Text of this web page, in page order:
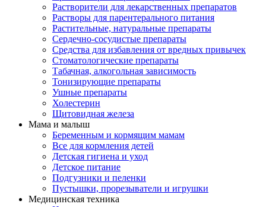
Растворители для лекарственных препаратов
Растворы для парентерального питания
Растительные, натуральные препараты
Сердечно-сосудистые препараты
Средства для избавления от вредных привычек
Стоматологические препараты
Табачная, алкогольная зависимость
Тонизирующие препараты
Ушные препараты
Холестерин
Щитовидная железа
Мама и малыш
Беременным и кормящим мамам
Все для кормления детей
Детская гигиена и уход
Детское питание
Подгузники и пеленки
Пустышки, прорезыватели и игрушки
Медицинская техника